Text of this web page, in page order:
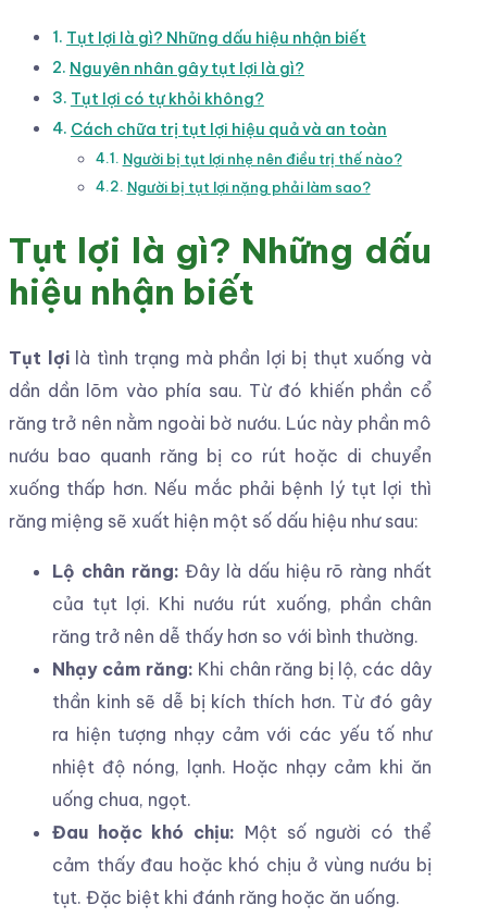
Tụt lợi là gì? Những dấu hiệu nhận biết
Nguyên nhân gây tụt lợi là gì?
Tụt lợi có tự khỏi không?
Cách chữa trị tụt lợi hiệu quả và an toàn
Người bị tụt lợi nhẹ nên điều trị thế nào?
Người bị tụt lợi nặng phải làm sao?
Tụt lợi là gì? Những dấu
hiệu nhận biết
Tụt lợilà tình trạng mà phần lợi bị thụt xuống và
dần dần lõm vào phía sau. Từ đó khiến phần cổ
răng trở nên nằm ngoài bờ nướu. Lúc này phần mô
nướu bao quanh răng bị co rút hoặc di chuyển
xuống thấp hơn. Nếu mắc phải bệnh lý tụt lợi thì
răng miệng sẽ xuất hiện một số dấu hiệu như sau:
Lộ chân răng: Đây là dấu hiệu rõ ràng nhất
của tụt lợi. Khi nướu rút xuống, phần chân
răng trở nên dễ thấy hơn so với bình thường.
Nhạy cảm răng: Khi chân răng bị lộ, các dây
thần kinh sẽ dễ bị kích thích hơn. Từ đó gây
ra hiện tượng nhạy cảm với các yếu tố như
nhiệt độ nóng, lạnh. Hoặc nhạy cảm khi ăn
uống chua, ngọt.
Đau hoặc khó chịu: Một số người có thể
cảm thấy đau hoặc khó chịu ở vùng nướu bị
tụt. Đặc biệt khi đánh răng hoặc ăn uống.